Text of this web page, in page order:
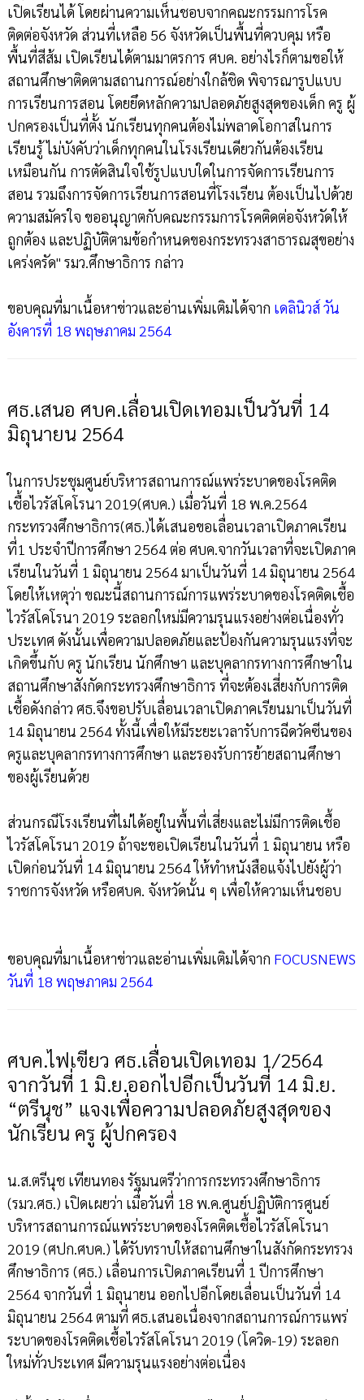
เปิดเรียนได้ โดยผ่านความเห็นชอบจากคณะกรรมการโรค
ติดต่อจังหวัด ส่วนที่เหลือ 56 จังหวัดเป็นพื้นที่ควบคุม หรือ
พื้นที่สีส้ม เปิดเรียนได้ตามมาตรการ ศบค. อย่างไรก็ตามขอให้
สถานศึกษาติดตามสถานการณ์อย่างใกล้ชิด พิจารณารูปแบบ
การเรียนการสอน โดยยึดหลักความปลอดภัยสูงสุดของเด็ก ครู ผู้
ปกครองเป็นที่ตั้ง นักเรียนทุกคนต้องไม่พลาดโอกาสในการ
เรียนรู้ ไม่บังคับว่าเด็กทุกคนในโรงเรียนเดียวกันต้องเรียน
เหมือนกัน การตัดสินใจใช้รูปแบบใดในการจัดการเรียนการ
สอน รวมถึงการจัดการเรียนการสอนที่โรงเรียน ต้องเป็นไปด้วย
ความสมัครใจ ขออนุญาตกับคณะกรรมการโรคติดต่อจังหวัดให้
ถูกต้อง และปฏิบัติตามข้อกำหนดของกระทรวงสาธารณสุขอย่าง
เคร่งครัด" รมว.ศึกษาธิการ กล่าว
ขอบคุณที่มาเนื้อหาข่าวและอ่านเพิ่มเติมได้จาก เดลินิวส์ วัน
อังคารที่ 18 พฤษภาคม 2564
ศธ.เสนอ ศบค.เลื่อนเปิดเทอมเป็นวันที่ 14
มิถุนายน 2564
ในการประชุมศูนย์บริหารสถานการณ์แพร่ระบาดของโรคติด
เชื้อไวรัสโคโรนา 2019(ศบค.) เมื่อวันที่ 18 พ.ค.2564
กระทรวงศึกษาธิการ(ศธ.)ได้เสนอขอเลื่อนเวลาเปิดภาคเรียน
ที่1 ประจำปีการศึกษา 2564 ต่อ ศบค.จากวันเวลาที่จะเปิดภาค
เรียนในวันที่ 1 มิถุนายน 2564 มาเป็นวันที่ 14 มิถุนายน 2564
โดยให้เหตุว่า ขณะนี้สถานการณ์การแพร่ระบาดของโรคติดเชื้อ
ไวรัสโคโรนา 2019 ระลอกใหม่มีความรุนแรงอย่างต่อเนื่องทั่ว
ประเทศ ดังนั้นเพื่อความปลอดภัยและป้องกันความรุนแรงที่จะ
เกิดขึ้นกับ ครู นักเรียน นักศึกษา และบุคลากรทางการศึกษาใน
สถานศึกษาสังกัดกระทรวงศึกษาธิการ ที่จะต้องเสี่ยงกับการติด
เชื้อดังกล่าว ศธ.จึงขอปรับเลื่อนเวลาเปิดภาคเรียนมาเป็นวันที่
14 มิถุนายน 2564 ทั้งนี้เพื่อให้มีระยะเวลารับการฉีดวัคซีนของ
ครูและบุคลากรทางการศึกษา และรองรับการย้ายสถานศึกษา
ของผู้เรียนด้วย
ส่วนกรณีโรงเรียนที่ไม่ได้อยู่ในพื้นที่เสี่ยงและไม่มีการติดเชื้อ
ไวรัสโคโรนา 2019 ถ้าจะขอเปิดเรียนในวันที่ 1 มิถุนายน หรือ
เปิดก่อนวันที่ 14 มิถุนายน 2564 ให้ทำหนังสือแจ้งไปยังผู้ว่า
ราชการจังหวัด หรือศบค. จังหวัดนั้น ๆ เพื่อให้ความเห็นชอบ
ขอบคุณที่มาเนื้อหาข่าวและอ่านเพิ่มเติมได้จาก FOCUSNEWS
วันที่ 18 พฤษภาคม 2564
ศบค.ไฟเขียว ศธ.เลื่อนเปิดเทอม 1/2564
จากวันที่ 1 มิ.ย.ออกไปอีกเป็นวันที่ 14 มิ.ย.
“ตรีนุช” แจงเพื่อความปลอดภัยสูงสุดของ
นักเรียน ครู ผู้ปกครอง
น.ส.ตรีนุช เทียนทอง รัฐมนตรีว่าการกระทรวงศึกษาธิการ
(รมว.ศธ.) เปิดเผยว่า เมื่อวันที่ 18 พ.ค.ศูนย์ปฏิบัติการศูนย์
บริหารสถานการณ์แพร่ระบาดของโรคติดเชื้อไวรัสโคโรนา
2019 (ศปก.ศบค.) ได้รับทราบให้สถานศึกษาในสังกัดกระทรวง
ศึกษาธิการ (ศธ.) เลื่อนการเปิดภาคเรียนที่ 1 ปีการศึกษา
2564 จากวันที่ 1 มิถุนายน ออกไปอีกโดยเลื่อนเป็นวันที่ 14
มิถุนายน 2564 ตามที่ ศธ.เสนอเนื่องจากสถานการณ์การแพร่
ระบาดของโรคติดเชื้อไวรัสโคโรนา 2019 (โควิด-19) ระลอก
ใหม่ทั่วประเทศ มีความรุนแรงอย่างต่อเนื่อง